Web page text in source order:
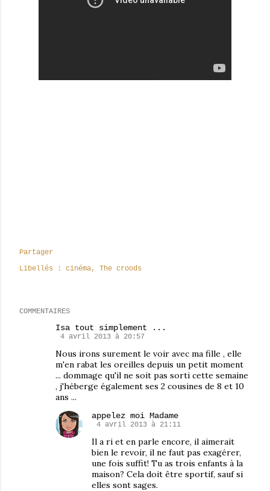
Partager
Libellés :
cinéma The croods
COMMENTAIRES
Isa tout simplement ...
4 avril 2013 à 20:57
Nous irons surement le voir avec ma fille , elle
m'en rabat les oreilles depuis un petit moment
... dommage qu'il ne soit pas sorti cette semaine
, j'héberge également ses 2 cousines de 8 et 10
ans ...
appelez moi Madame
4 avril 2013 à 21:11
Il a ri et en parle encore, il aimerait
bien le revoir, il ne faut pas exagérer,
une fois suffit! Tu as trois enfants à la
maison? Cela doit être sportif, sauf si
elles sont sages.